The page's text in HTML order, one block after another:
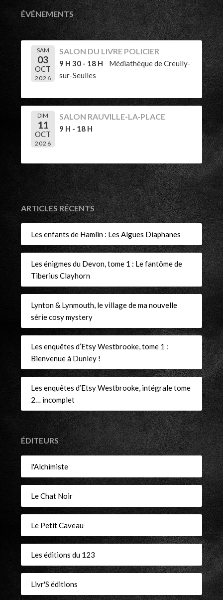
ÉVÉNEMENTS
SAM
03
OCT
2026
SALON DU LIVRE POLICIER
9 H 30 - 18 H
Médiathèque de Creully-
sur-Seulles
DIM
11
OCT
2026
SALON RAUVILLE-LA-PLACE
9 H - 18 H
ARTICLES RÉCENTS
Les enfants de Hamlin : Les Algues Diaphanes
Les énigmes du Devon, tome 1 : Le fantôme de
Tiberius Clayhorn
Lynton & Lynmouth, le village de ma nouvelle
série cosy mystery
Les enquêtes d’Etsy Westbrooke, tome 1 :
Bienvenue à Dunley !
Les enquêtes d’Etsy Westbrooke, intégrale tome
2… incomplet
ÉDITEURS
l'Alchimiste
Le Chat Noir
Le Petit Caveau
Les éditions du 123
Livr'S éditions